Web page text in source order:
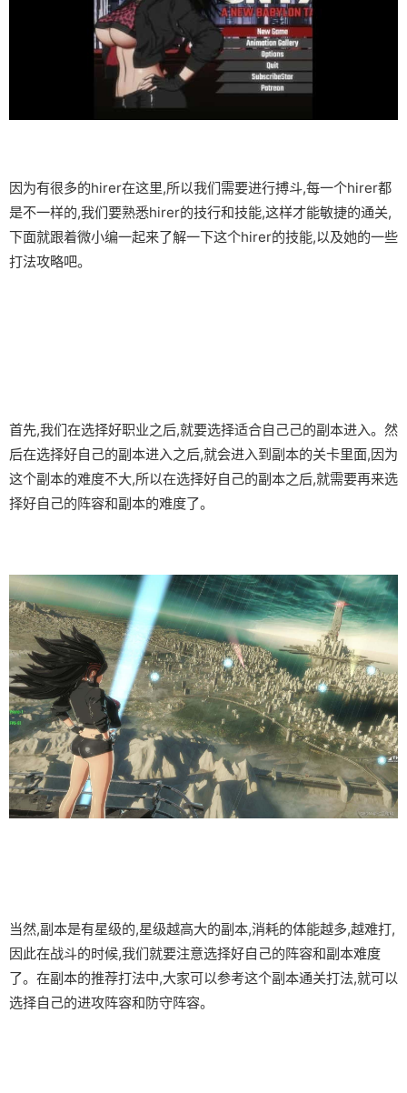
因为有很多的hirer在这里,所以我们需要进行搏斗,每一个hirer都
是不一样的,我们要熟悉hirer的技行和技能,这样才能敏捷的通关,
下面就跟着微小编一起来了解一下这个hirer的技能,以及她的一些
打法攻略吧。
首先,我们在选择好职业之后,就要选择适合自己己的副本进入。然
后在选择好自己的副本进入之后,就会进入到副本的关卡里面,因为
这个副本的难度不大,所以在选择好自己的副本之后,就需要再来选
择好自己的阵容和副本的难度了。
当然,副本是有星级的,星级越高大的副本,消耗的体能越多,越难打,
因此在战斗的时候,我们就要注意选择好自己的阵容和副本难度
了。在副本的推荐打法中,大家可以参考这个副本通关打法,就可以
选择自己的进攻阵容和防守阵容。